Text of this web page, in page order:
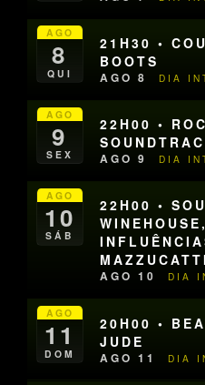
AGO
8
QUI
21H30 •
BOOTS
AGO 8 DIA
AGO
9
SEX
22H00 •
AGO 9 DIA
AGO
10
SÁB
22H00 •
MAZZUCATTI
AGO 10 DIA
AGO
11
DOM
20H00 •
JUDE
AGO 11 DIA